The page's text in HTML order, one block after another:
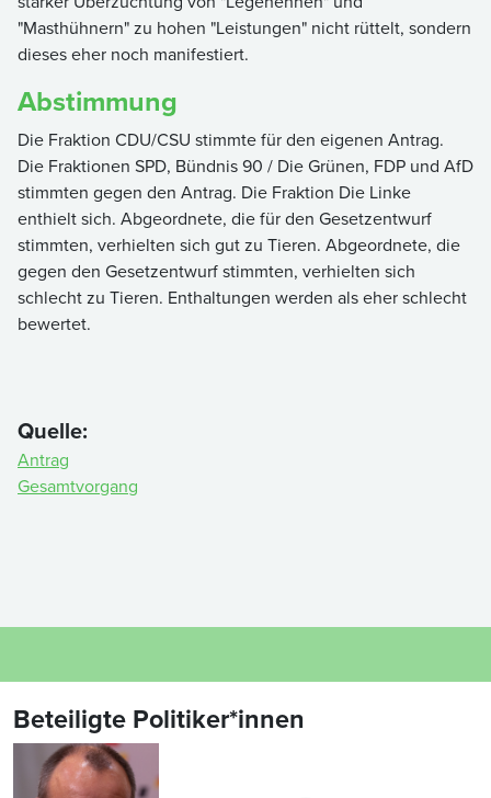
"Masthühnern" zu hohen "Leistungen" nicht rüttelt, sondern
dieses eher noch manifestiert.
Abstimmung
Die Fraktion CDU/CSU stimmte für den eigenen Antrag.
Die Fraktionen SPD, Bündnis 90 / Die Grünen, FDP und AfD
stimmten gegen den Antrag. Die Fraktion Die Linke
enthielt sich. Abgeordnete, die für den Gesetzentwurf
stimmten, verhielten sich gut zu Tieren. Abgeordnete, die
gegen den Gesetzentwurf stimmten, verhielten sich
schlecht zu Tieren. Enthaltungen werden als eher schlecht
bewertet.
Quelle:
Antrag
Gesamtvorgang
Beteiligte Politiker*innen